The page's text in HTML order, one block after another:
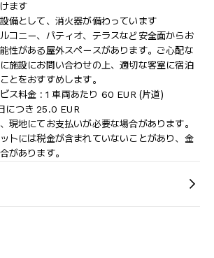
ます
備として、消火器が備わっています
コニー、パティオ、テラスなど安全面からお
性がある屋外スペースがあります。ご心配な
施設にお問い合わせの上、適切な客室に宿泊
とをおすすめします。
ス料金 : 1 車両あたり 60 EUR (片道)
につき 25.0 EUR
現地にてお支払いが必要な場合があります。
トには税金が含まれていないことがあり、金
があります。